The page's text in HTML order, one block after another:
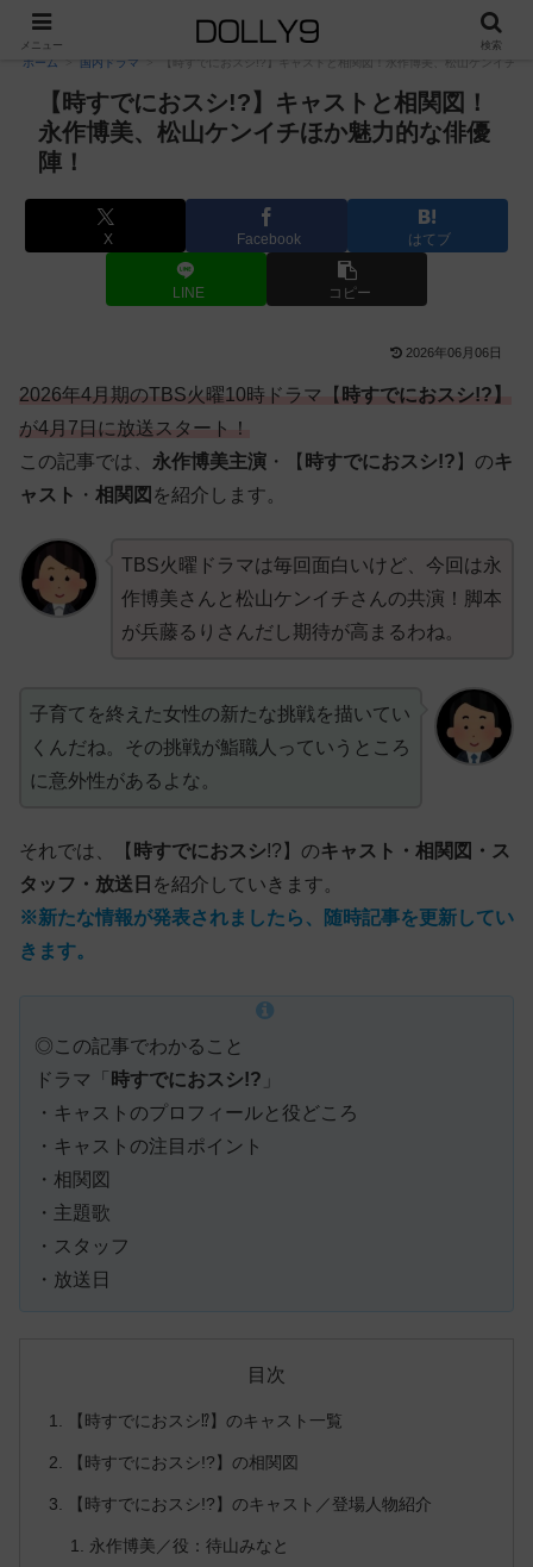
PR
ホーム 国内ドラマ 【時すでにおスシ!?】キャストと相関図！永作博美、松山ケンイチ
【時すでにおスシ!?】キャストと相関図！
永作博美、松山ケンイチほか魅力的な俳優
陣！
X Facebook はてブ
LINE コピー
2026年06月06日
2026年4月期のTBS火曜10時ドラマ【 時すでにおスシ!?】
が4月7日に放送スタート！
この記事では、 永作博美主演 ・【 時すでにおスシ!? 】のキ
ャスト ・ 相関図 を紹介します。
TBS火曜ドラマは毎回面白いけど、今回は永
作博美さんと松山ケンイチさんの共演！脚本
が兵藤るりさんだし期待が高まるわね。
子育てを終えた女性の新たな挑戦を描いてい
くんだね。その挑戦が鮨職人っていうところ
に意外性があるよな。
それでは、【 時すでにおスシ!?】のキャスト・相関図・ス
タッフ・放送日 を紹介していきます。
※新たな情報が発表されましたら、随時記事を更新してい
きます。
◎この記事でわかること
ドラマ「 時すでにおスシ!? 」
・キャストのプロフィールと役どころ
・キャストの注目ポイント
・相関図
・主題歌
・スタッフ
・放送日
目次
【時すでにおスシ⁉】のキャスト一覧
【時すでにおスシ!?】の相関図
【時すでにおスシ!?】のキャスト／登場人物紹介
永作博美／役：待山みなと
メニュー 検索